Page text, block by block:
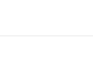
Центрального